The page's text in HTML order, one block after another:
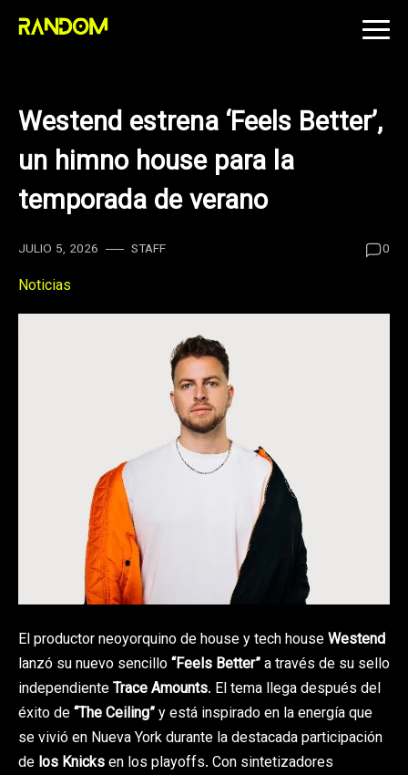
Skip
Westend estrena ‘Feels Better’,
un himno house para la
temporada de verano
JULIO 5, 2026 STAFF 0
Noticias
El productor neoyorquino de house y tech houseWestend
lanzó su nuevo sencillo“Feels Better”a través de su sello
independienteTrace Amounts. El tema llega después del
éxito de“The Ceiling”y está inspirado en la energía que
se vivió en Nueva York durante la destacada participación
de los Knicksen los playoffs. Con sintetizadores